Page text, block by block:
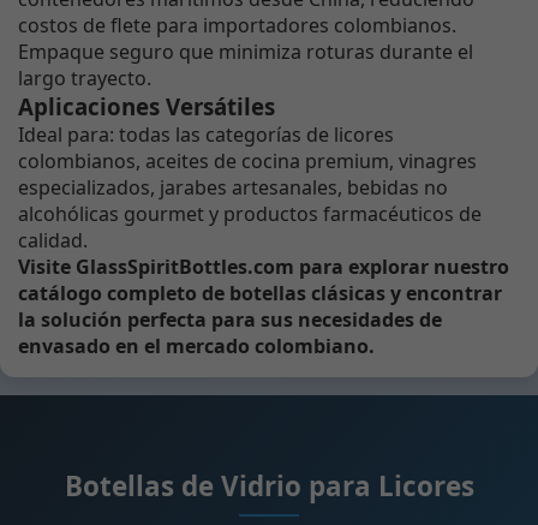
costos de flete para importadores colombianos.
Empaque seguro que minimiza roturas durante el
largo trayecto.
Aplicaciones Versátiles
Ideal para: todas las categorías de licores
colombianos, aceites de cocina premium, vinagres
especializados, jarabes artesanales, bebidas no
alcohólicas gourmet y productos farmacéuticos de
calidad.
Visite GlassSpiritBottles.com para explorar nuestro
catálogo completo de botellas clásicas y encontrar
la solución perfecta para sus necesidades de
envasado en el mercado colombiano.
Botellas de Vidrio para Licores